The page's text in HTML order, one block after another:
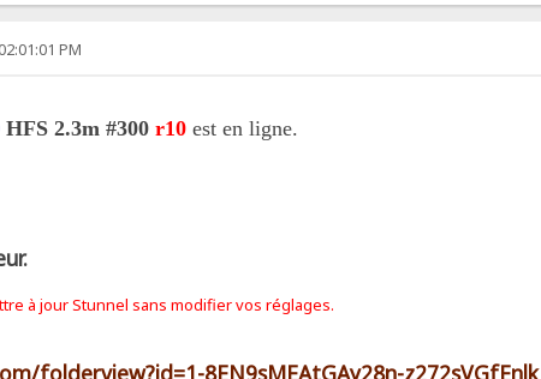
PM
HFS 2.3m #300 r10est en ligne.
à jour Stunnel sans modifiervos réglages.
folderview?id=1-8EN9sMEAtGAy28n-